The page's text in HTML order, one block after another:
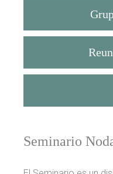
Seminario